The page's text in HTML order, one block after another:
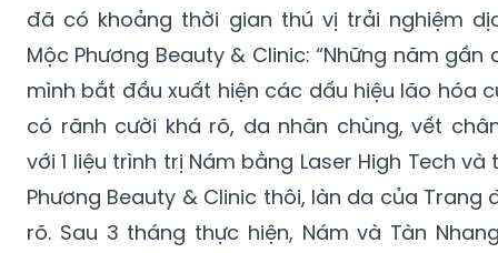
đã có khoảng thời gian thú vị trải nghiệm
Mộc Phương Beauty & Clinic: “Những năm
mình bắt đầu xuất hiện các dấu hiệu lão hóa
có rãnh cười khá rõ, da nhăn chùng, vết
với 1 liệu trình trị Nám bằng Laser High Tech
Phương Beauty & Clinic thôi, làn da của
rõ. Sau 3 tháng thực hiện, Nám và Tàn